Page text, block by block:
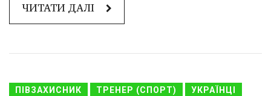
ЧИТАТИ ДАЛІ
ПІВЗАХИСНИК ТРЕНЕР (СПОРТ) УКРАЇНЦІ